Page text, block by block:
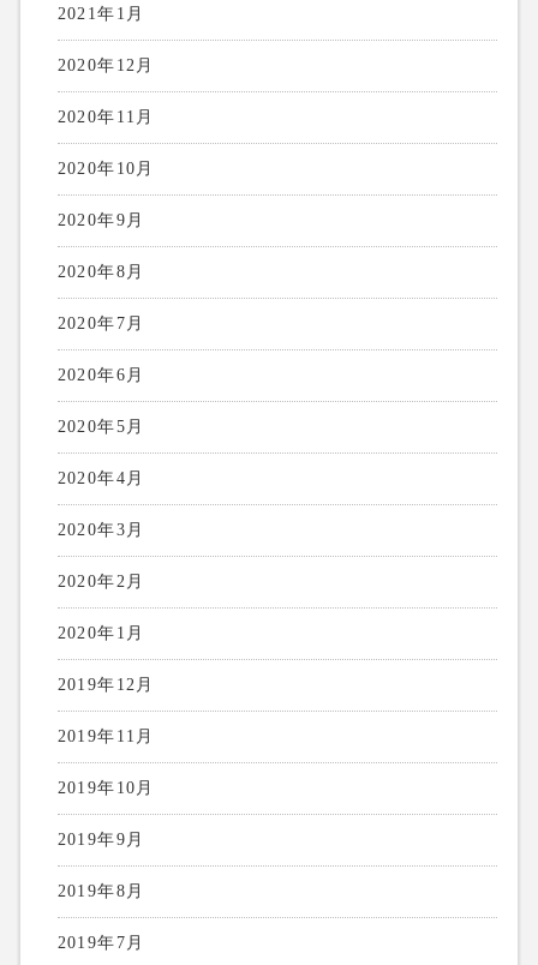
2021年1月
2020年12月
2020年11月
2020年10月
2020年9月
2020年8月
2020年7月
2020年6月
2020年5月
2020年4月
2020年3月
2020年2月
2020年1月
2019年12月
2019年11月
2019年10月
2019年9月
2019年8月
2019年7月